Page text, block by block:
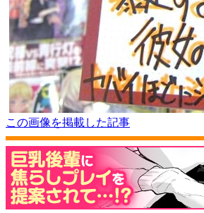
この画像を掲載した記事